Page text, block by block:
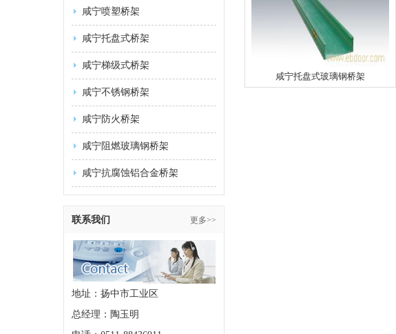
咸宁喷塑桥架
咸宁托盘式桥架
咸宁梯级式桥架
咸宁不锈钢桥架
咸宁防火桥架
咸宁阻燃玻璃钢桥架
咸宁抗腐蚀铝合金桥架
联系我们 更多>>
地址：扬中市工业区
总经理：陶玉明
咸宁托盘式玻璃钢桥架